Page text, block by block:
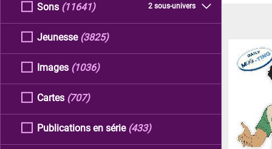
Sons 2 sous-univers
(11641)
Jeunesse (3825)
Images (1036)
Cartes (707)
Publications en série (433)